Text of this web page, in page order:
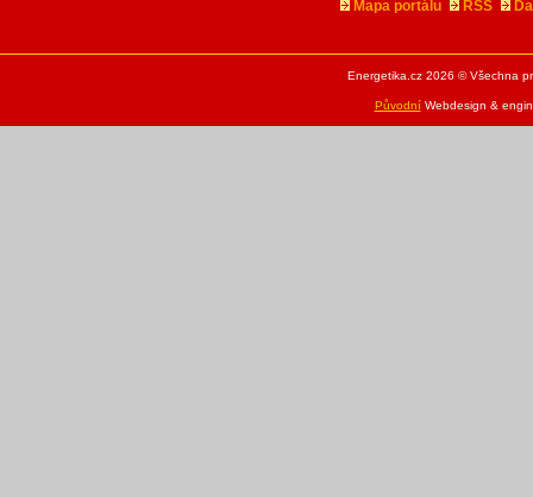
Mapa portálu RSS
Energetika.cz 2026 © Všechna
PůvodníWebdesign &